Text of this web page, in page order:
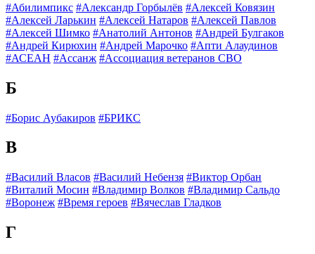
#Абилимпикс #Александр Горбылёв #Алексей Ковязин
#Алексей Ларькин #Алексей Натаров #Алексей Павлов
#Алексей Шимко #Анатолий Антонов #Андрей Булгаков
#Андрей Кирюхин #Андрей Марочко #Апти Алаудинов
#АСЕАН #Ассанж #Ассоциация ветеранов СВО
Б
#Борис Аубакиров #БРИКС
В
#Василий Власов #Василий Небензя #Виктор Орбан
#Виталий Мосин #Владимир Волков #Владимир Сальдо
#Воронеж #Время героев #Вячеслав Гладков
Г